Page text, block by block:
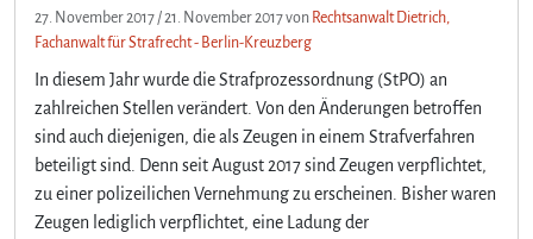
27. November 2017 /21. November 2017von Rechtsanwalt Dietrich,
Fachanwalt für Strafrecht - Berlin-Kreuzberg
In diesem Jahr wurde die Strafprozessordnung (StPO) an
zahlreichen Stellen verändert. Von den Änderungen betroffen
sind auch diejenigen, die als Zeugen in einem Strafverfahren
beteiligt sind. Denn seit August 2017 sind Zeugen verpflichtet,
zu einer polizeilichen Vernehmung zu erscheinen. Bisher waren
Zeugen lediglich verpflichtet, eine Ladung der